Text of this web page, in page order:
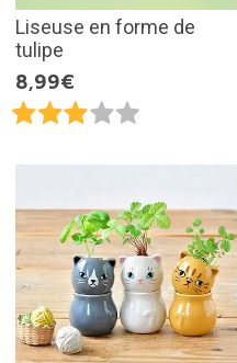
Liseuse en forme de
tulipe
8,99€